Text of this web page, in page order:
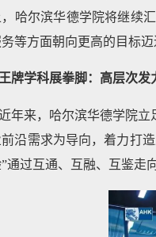
哈尔滨华德学院将继续
等方面朝向更高的目标迈
王牌学科展拳脚：高层次发
年来，哈尔滨华德学院立
沿需求为导向，着力打
通过互通、互融、互鉴走